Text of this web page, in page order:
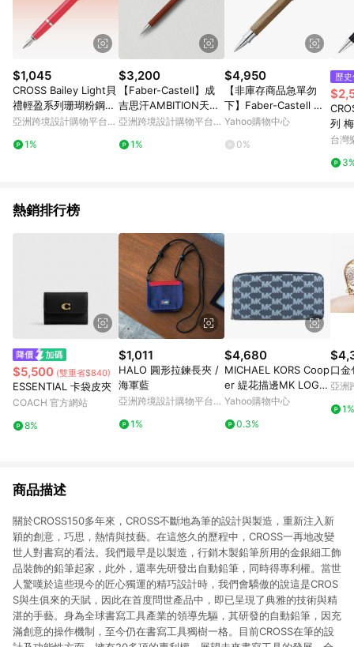
Pinkoi 購物商品資訊頁及購物車標示為準。 10. 點數紅包使用規
則請以點數紅包活動說明為準。 11. 若於 LINE 購物前往 Pinkoi
頁面後才首次下載 Pinkoi APP 並完成訂單，不符合導購資格；承
上，首次下載 Pinkoi APP 後，需透過 LINE 購物前往 Pinkoi 頁
面，方享導購資格。
$1,045
CROSS Bailey Light貝
禮輕盈系列珊瑚粉鋼
筆/X尖 (原廠正貨)
亞洲跨境設計購物平台
1%
$3,200
【Faber-Castell】成
吉思汗AMBITION天然
梨木0.7mm 鉛筆 免費
亞洲跨境設計購物平台
1%
$4,950
【非庫存商品急單勿
下】Faber-Castell 輝
柏 ONDORO煙燻橡木
OD)
Yahoo購物中心
0%
歷
列
號
台灣
熱銷排行榜
$5,500 (雙重省$840)
ESSENTIAL 卡袋皮夾
COACH 官方網站
8%
$1,011
HALO 圓形拉鍊長夾 /
海軍藍
亞洲跨境設計購物平台
1%
$4,680
MICHAEL KORS Coop
er 緹花描邊MK LOGO
ㄇ型拉鍊長夾(海軍藍)
Yahoo購物中心
0.3%
口金
亞洲
1%
商品描述
關於CROSS150多年來，CROSS不斷地為筆的設計與製造，重新注入新
穎的創意，巧思，熱情與技藝。在這悠久的歷程中，CROSS一再地改變
世人對書寫的看法。我們最早是以製造，行銷木製鉛筆所用的金銀細工飾
品裝飾的鉛筆起家，此外，還率先研發出自動鉛筆，同時得專利權。當世
人驚嘆於這些現今的匠心獨運的精巧設計時，我們會驕傲的說這是CROS
S與生俱來的天賦，因此在首度問世產品中，即已呈現了典雅的技術與精
湛的手藝。身為全球書寫工具產業的領導先驅，其研發的自動鉛筆，因充
滿創意的操作機制，至今仍在書寫工具獨樹一格。目前CROSS在筆的設